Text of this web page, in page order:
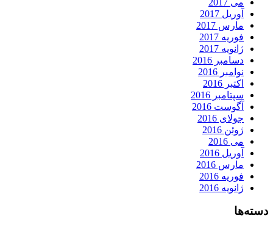
آوریل 2017
مارس 2017
فوریه 2017
ژانویه 2017
دسامبر 2016
نوامبر 2016
اکتبر 2016
سپتامبر 2016
آگوست 2016
جولای 2016
ژوئن 2016
می 2016
آوریل 2016
مارس 2016
فوریه 2016
ژانویه 2016
دسته‌ها